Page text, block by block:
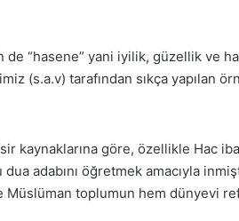
“hasene” yani iyilik, güzellik ve
(s.a.v) tarafından sıkça yapılan
kaynaklarına göre, özellikle Hac
adabını öğretmek amacıyla
Müslüman toplumun hem dünyevi